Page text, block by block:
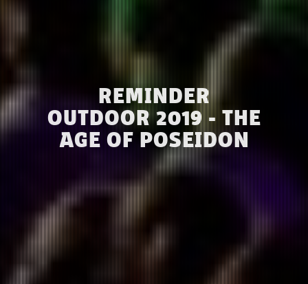
REMINDER
OUTDOOR 2019 - THE
AGE OF POSEIDON